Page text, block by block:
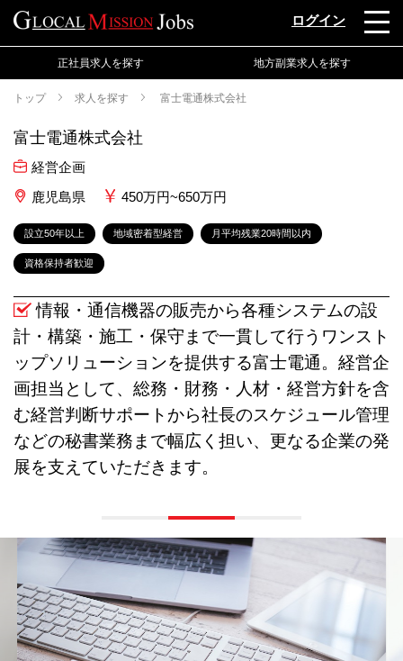
ログイン
正社員求人を探す 地方副業求人を探す
トップ 求人を探す 富士電通株式会社
富士電通株式会社
経営企画
鹿児島県
450万円~650万円
設立50年以上 地域密着型経営 月平均残業20時間以内
資格保持者歓迎
情報・通信機器の販売から各種システムの設
計・構築・施工・保守まで一貫して行うワンスト
ップソリューションを提供する富士電通。経営企
画担当として、総務・財務・人材・経営方針を含
む経営判断サポートから社長のスケジュール管理
などの秘書業務まで幅広く担い、更なる企業の発
展を支えていただきます。